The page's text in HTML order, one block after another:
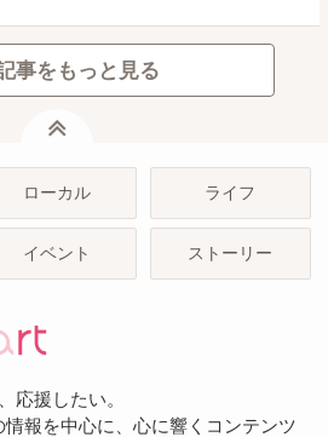
事をもっと見る
ローカル ライフ
イベント ストーリー
応援したい。
情報を中心に、心に響くコンテンツ